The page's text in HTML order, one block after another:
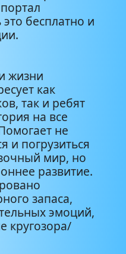
это бесплатно и
жизни
как
так и ребят
на все
не
и погрузиться
мир, но
развитие.
запаса,
эмоций,
кругозора/